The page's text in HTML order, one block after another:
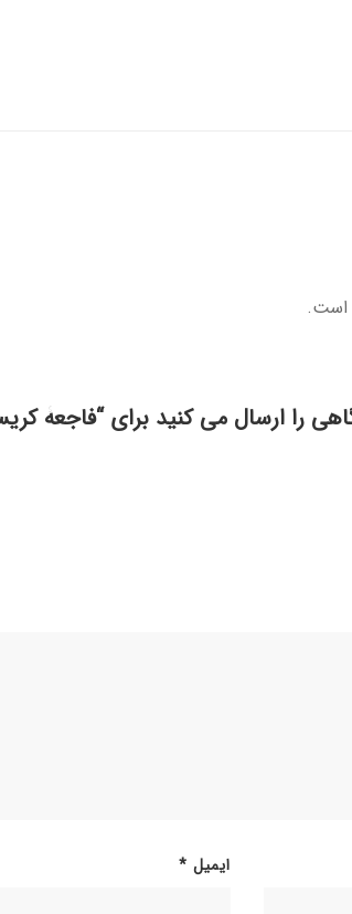
است.
را ارسال می کنید برای “فاجعۀ
ایمیل *